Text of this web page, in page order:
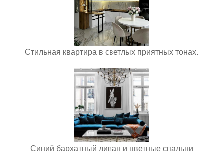
Стильная квартира в светлых приятных тонах.
Синий бархатный диван и цветные спальни